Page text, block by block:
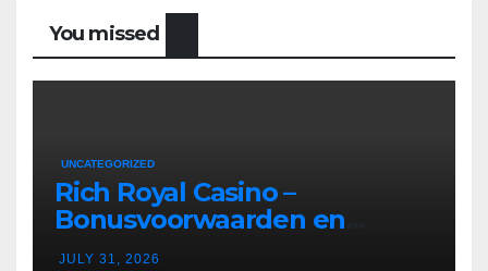
You missed
UNCATEGORIZED
Rich Royal Casino –
Bonusvoorwaarden en
Bonusregels in Nederland
JULY 31, 2026